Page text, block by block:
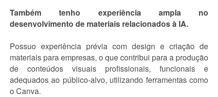
Também tenho experiência ampla no
desenvolvimento de materiais relacionados à IA.
Possuo experiência prévia com design e criação de
materiais para empresas, o que contribui para a produção
de conteúdos visuais profissionais, funcionais e
adequados ao público-alvo, utilizando ferramentas como
o Canva.